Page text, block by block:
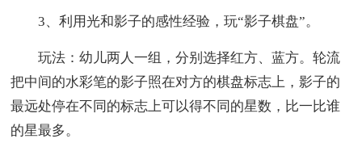
3、利用光和影子的感性经验，玩“影子棋盘”。
玩法：幼儿两人一组，分别选择红方、蓝方。轮流
把中间的水彩笔的影子照在对方的棋盘标志上，影子的
最远处停在不同的标志上可以得不同的星数，比一比谁
的星最多。